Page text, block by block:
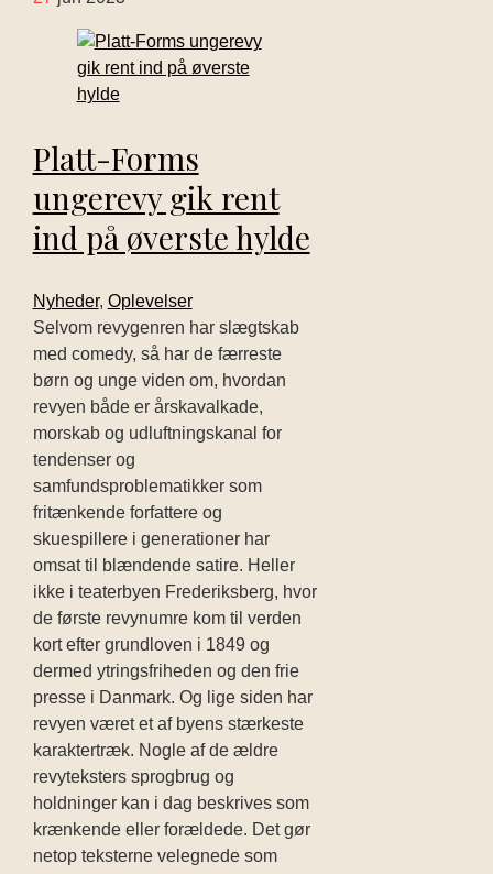
Platt-Forms
ungerevy gik rent
ind på øverste hylde
Nyheder, Oplevelser
Selvom revygenren har slægtskab
med comedy, så har de færreste
børn og unge viden om, hvordan
revyen både er årskavalkade,
morskab og udluftningskanal for
tendenser og
samfundsproblematikker som
fritænkende forfattere og
skuespillere i generationer har
omsat til blændende satire. Heller
ikke i teaterbyen Frederiksberg, hvor
de første revynumre kom til verden
kort efter grundloven i 1849 og
dermed ytringsfriheden og den frie
presse i Danmark. Og lige siden har
revyen været et af byens stærkeste
karaktertræk. Nogle af de ældre
revyteksters sprogbrug og
holdninger kan i dag beskrives som
krænkende eller forældede. Det gør
netop teksterne velegnede som